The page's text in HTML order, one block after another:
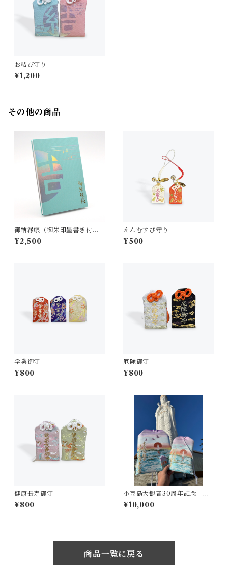
お結び守り
¥1,200
その他の商品
御結縁帳（御朱印墨書き付
き）
¥2,500
えんむすび守り
¥500
学業御守
¥800
厄除御守
¥800
健康長寿御守
¥800
小豆島大観音30周年記念 大
お守り
¥10,000
商品一覧に戻る